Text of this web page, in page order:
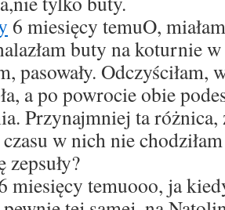
6 miesięcy temuO,
buty na koturnie
pasowały. Odczyściłam,
a po powrocie obie
Przynajmniej ta różnica,
w nich nie
zepsuły?
miesięcy temuooo, ja